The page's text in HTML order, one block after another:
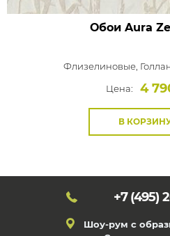
Обои Aura
Флизелиновые,
Цена:
4
В
+7 (495)
Шоу-рум с